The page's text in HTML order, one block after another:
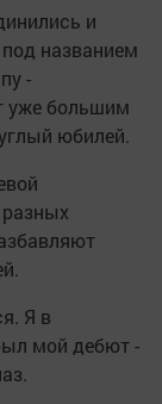
и
названием
-
уже большим
юбилей.
Я в
мой дебют -